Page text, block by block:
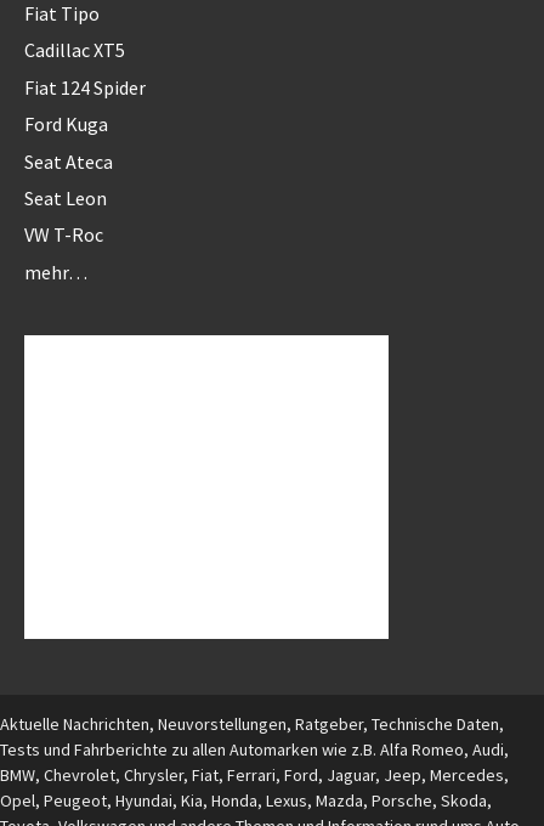
Fiat Tipo
Cadillac XT5
Fiat 124 Spider
Ford Kuga
Seat Ateca
Seat Leon
VW T-Roc
mehr…
Aktuelle Nachrichten, Neuvorstellungen, Ratgeber, Technische Daten,
Tests und Fahrberichte zu allen Automarken wie z.B. Alfa Romeo, Audi,
BMW, Chevrolet, Chrysler, Fiat, Ferrari, Ford, Jaguar, Jeep, Mercedes,
Opel, Peugeot, Hyundai, Kia, Honda, Lexus, Mazda, Porsche, Skoda,